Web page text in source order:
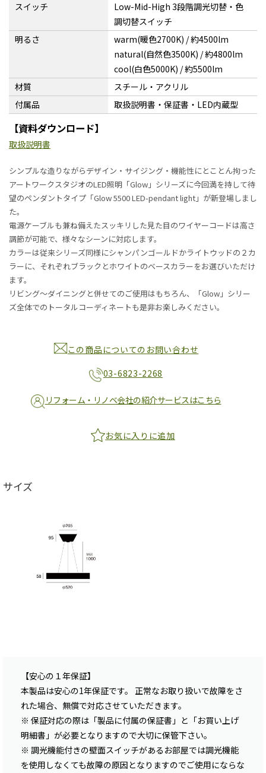
スイッチ
Low-Mid-High 3段階調光切替・色
調切替スイッチ
明るさ
warm(暖色2700K) / 約4500lm
natural(自然色3500K) / 約4800lm
cool(白色5000K) / 約5500lm
材質
スチール・アクリル
付属品
取扱説明書・保証書・LED内蔵型
【資料ダウンロード】
取扱説明書
シンプルな造りながらデザイン・サイジング・機能性にとことん拘った
アートワークスタジオのLED照明「Glow」シリーズに今回満を持して待
望のペンダントタイプ「Glow 5500 LED-pendant light」が新登場しまし
た。
電源ケーブルも兼ね備えたスッキリした見た目のワイヤーコードは高さ
調節が可能で、様々なシーンに対応します。
カラーは従来シリーズ同様にシャンパンゴールドかライトウッドの２カ
ラーに、それぞれブラックとホワイトのベースカラーをお選びいただけ
ます。
リビング〜ダイニングと併せてのご使用はもちろん、「Glow」シリー
ズ全体でのトータルコーディネートも是非お楽しみください。
この商品についてのお問い合わせ
03-6823-2268
リフォーム・リノベ会社の紹介サービスはこちら
お気に入りに追加
サイズ
【安心の１年保証】
本製品は安心の1年保証です。 正常なお取り扱いで故障をさ
れた場合、無償で対応させていただきます。
※ 保証対応の際は「製品に付属の保証書」と「お買い上げ
明細書」が必要となりますので大切に保管下さい。
※ 調光機能付きの壁面スイッチがあるお部屋では調光機能
を使用しなくても故障の原因となりますのでご使用にならな